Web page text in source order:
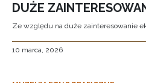
DUŻE
Ze względu na duże zainteresowanie
10 marca, 2026